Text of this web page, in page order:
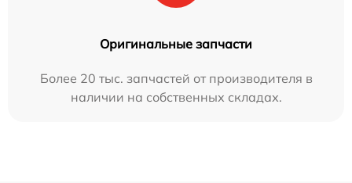
Оригинальные запчасти
Более 20 тыс. запчастей от производителя в
наличии на собственных складах.